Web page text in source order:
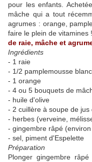
pour les enfants.
mâche qui a tout
agrumes : orange,
faire le plein de vitamines
de raie, mâche et
Ingrédients
- 1 raie
- 1/2 pamplemousse blanc
- 1 orange
- 4 ou 5 bouquets de
- huile d'olive
- 2 cuillère à soupe de jus
- herbes (verveine,
- gingembre râpé
- sel, piment d'Espelette
Préparation
Plonger gingembre